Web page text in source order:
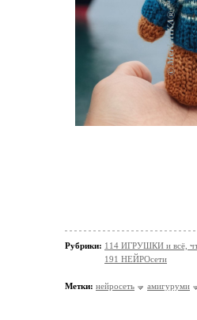
Рубрики: 114 ИГРУШКИ и всё,
191 НЕЙРОсети
Метки: нейросеть амигуруми